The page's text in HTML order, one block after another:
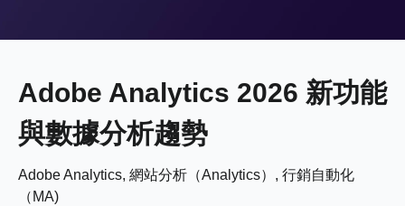
Adobe Analytics 2026 新功能
與數據分析趨勢
Adobe Analytics, 網站分析（Analytics）, 行銷自動化
（MA)